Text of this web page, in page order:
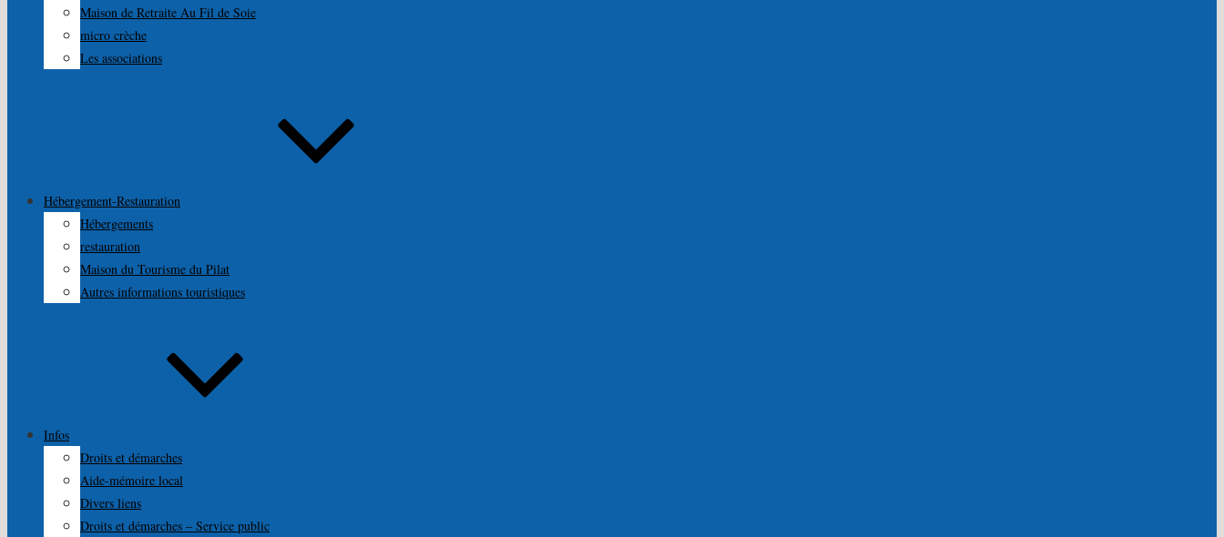
Maison de Retraite Au Fil de Soie
micro crèche
Les associations
Hébergement-Restauration
Hébergements
restauration
Maison du Tourisme du Pilat
Autres informations touristiques
Infos
Droits et démarches
Aide-mémoire local
Divers liens
Droits et démarches – Service public